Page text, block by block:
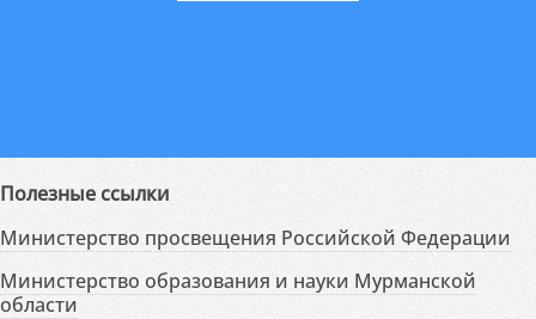
Полезные ссылки
Министерство просвещения Российской Федерации
Министерство образования и науки Мурманской
области